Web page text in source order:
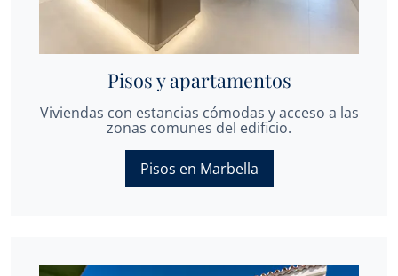
Pisos y apartamentos
Viviendas con estancias cómodas y acceso a las
zonas comunes del edificio.
Pisos en Marbella